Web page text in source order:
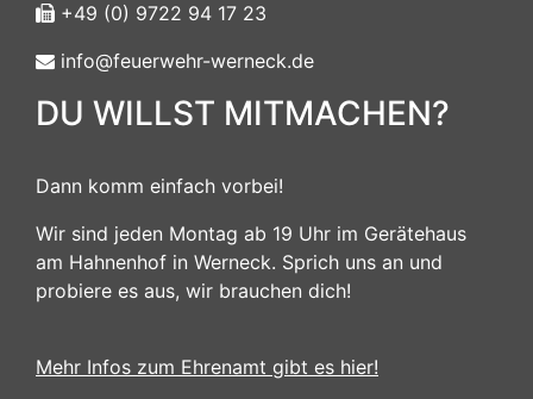
+49 (0) 9722 94 17 23
info@feuerwehr-werneck.de
DU WILLST MITMACHEN?
Dann komm einfach vorbei!
Wir sind jeden Montag ab 19 Uhr im Gerätehaus
am Hahnenhof in Werneck. Sprich uns an und
probiere es aus, wir brauchen dich!
Mehr Infos zum Ehrenamt gibt es hier!